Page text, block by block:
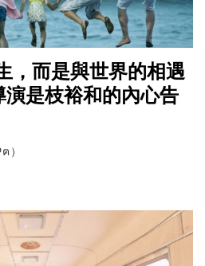
，而是與世界的相遇
是枝裕和的內心告
）